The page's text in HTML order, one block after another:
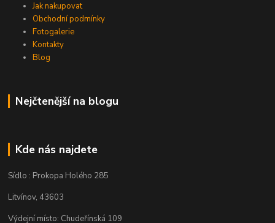
Jak nakupovat
Obchodní podmínky
Fotogalerie
Kontakty
Blog
Nejčtenější na blogu
Kde nás najdete
Sídlo : Prokopa Holého 285
Litvínov, 43603
Výdejní místo: Chudeřínská 109